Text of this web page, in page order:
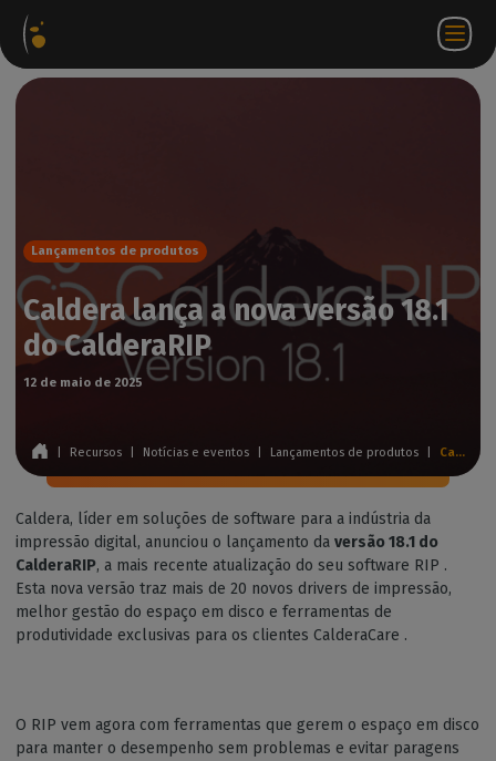
PT
Lançamentos de produtos
Caldera lança a nova versão 18.1
do CalderaRIP
12 de maio de 2025
Recursos Notícias e eventos Lançamentos de produtos Caldera lança a nova versão 18.1 do CalderaRIP
Caldera, líder em soluções de software para a indústria da
impressão digital, anunciou o lançamento da versão 18.1 do
CalderaRIP, a mais recente atualização do seu software RIP .
Esta nova versão traz mais de 20 novos drivers de impressão,
melhor gestão do espaço em disco e ferramentas de
produtividade exclusivas para os clientes CalderaCare .
O RIP vem agora com ferramentas que gerem o espaço em disco
para manter o desempenho sem problemas e evitar paragens